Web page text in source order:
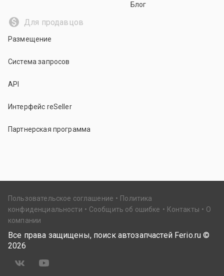
Блог
Для продавцов
Размещение
Система запросов
API
Интерфейс reSeller
Партнерская программа
Пользовательское соглашение
Политика
конфиденциальности
Сообщить об ошибке Контакты
О
компании
Все права защищены, поиск автозапчастей Ferio.ru ©
2026